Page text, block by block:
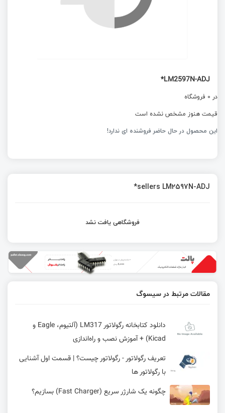
LM2597N-ADJ*
در 0 فروشگاه
قیمت هنوز مشخص نشده است
این محصول در حال حاضر فروشنده ای ندارد!
sellers LM2597N-ADJ*
فروشگاهی یافت نشد
مقالات مرتبط در سیسوگ
دانلود کتابخانه رگولاتور LM317 (آلتیوم، Eagle و
Kicad) + آموزش نصب و راه‌اندازی
تعریف رگولاتور - رگولاتور چیست؟ | قسمت اول آشنایی
با رگولاتور ها
چگونه یک شارژر سریع (Fast Charger) بسازیم؟